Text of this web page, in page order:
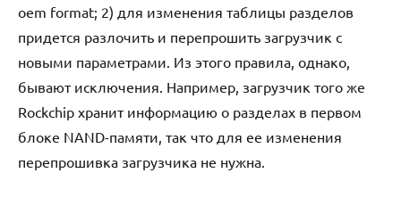
oem format; 2) для изменения таблицы разделов
придется разлочить и перепрошить загрузчик с
новыми параметрами. Из этого правила, однако,
бывают исключения. Например, загрузчик того же
Rockchip хранит информацию о разделах в первом
блоке NAND-памяти, так что для ее изменения
перепрошивка загрузчика не нужна.